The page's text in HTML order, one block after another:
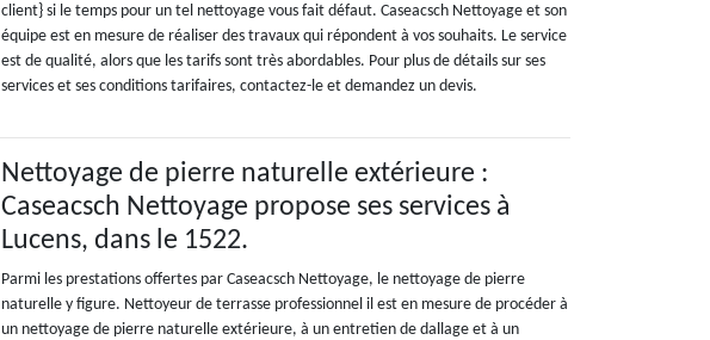
client} si le temps pour un tel nettoyage vous fait défaut. Caseacsch Nettoyage et son
équipe est en mesure de réaliser des travaux qui répondent à vos souhaits. Le service
est de qualité, alors que les tarifs sont très abordables. Pour plus de détails sur ses
services et ses conditions tarifaires, contactez-le et demandez un devis.
Nettoyage de pierre naturelle extérieure :
Caseacsch Nettoyage propose ses services à
Lucens, dans le 1522.
Parmi les prestations offertes par Caseacsch Nettoyage, le nettoyage de pierre
naturelle y figure. Nettoyeur de terrasse professionnel il est en mesure de procéder à
un nettoyage de pierre naturelle extérieure, à un entretien de dallage et à un